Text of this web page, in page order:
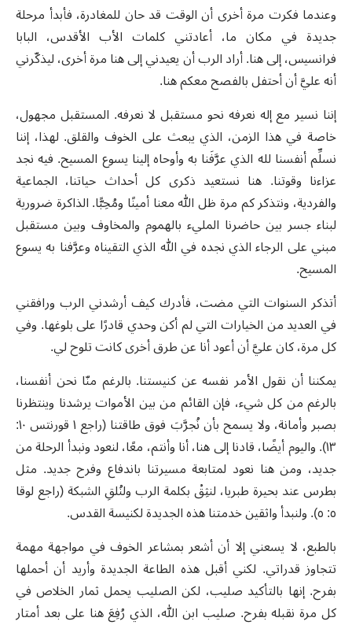
وعندما فكرت مرة أخرى أن الوقت قد حان للمغادرة، فأبدأ مرحلة
جديدة في مكان ما، أعادتني كلمات الأب الأقدس، البابا
فرانسيس، إلى هنا. أراد الرب أن يعيدني إلى هنا مرة أخرى، ليذكّرني
أنه عليَّ أن أحتفل بالفصح معكم هنا.
إننا نسير مع إله نعرفه نحو مستقبل لا نعرفه. المستقبل مجهول،
خاصة في هذا الزمن، الذي يبعث على الخوف والقلق. لهذا، إننا
نسلِّم أنفسنا لله الذي عرَّفَنا به وأوحاه إلينا يسوع المسيح. فيه نجد
عزاءنا وقوتنا. هنا نستعيد ذكرى كل أحداث حياتنا، الجماعية
والفردية، ونتذكر كم مرة ظل الله معنا أمينًا ومُحِبًّا. الذاكرة ضرورية
لبناء جسر بين حاضرنا المليء بالهموم والمخاوف وبين مستقبل
مبني على الرجاء الذي نجده في الله الذي التقيناه وعرَّفنا به يسوع
المسيح.
أتذكر السنوات التي مضت، فأدرك كيف أرشدني الرب ورافقني
في العديد من الخيارات التي لم أكن وحدي قادرًا على بلوغها. وفي
كل مرة، كان عليَّ أن أعود أنا عن طرق أخرى كانت تلوح لي.
يمكننا أن نقول الأمر نفسه عن كنيستنا. بالرغم منّا نحن أنفسنا،
بالرغم من كل شيء، فإن القائم من بين الأموات يرشدنا وينتظرنا
بصبر وأمانة، ولا يسمح بأن نُجرَّبَ فوق طاقتنا (راجع ١ قورنتس ١٠:
١٣). واليوم أيضًا، قادنا إلى هنا، أنا وأنتم، معًا، لنعود ونبدأ الرحلة من
جديد، ومن هنا نعود لمتابعة مسيرتنا باندفاع وفرح جديد. مثل
بطرس عند بحيرة طبريا، لنثِقْ بكلمة الرب ولنُلقِ الشبكة (راجع لوقا
٥: ٥). ولنبدأ واثقين خدمتنا هذه الجديدة لكنيسة القدس.
بالطبع، لا يسعني إلا أن أشعر بمشاعر الخوف في مواجهة مهمة
تتجاوز قدراتي. لكني أقبل هذه الطاعة الجديدة وأريد أن أحملها
بفرح. إنها بالتأكيد صليب، لكن الصليب يحمل ثمار الخلاص في
كل مرة نقبله بفرح. صليب ابن الله، الذي رُفِعَ هنا على بعد أمتار